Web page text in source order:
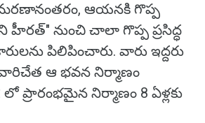
ఆయనకి గొప్ప
హీరత్" నుంచి చాలా గొప్ప ప్రసిద్ధ
పిలిపించారు. వారు ఇద్దరు
వారిచేత ఆ భవన నిర్మాణం
ప్రారంభమైన నిర్మాణం 8 ఏళ్లకు